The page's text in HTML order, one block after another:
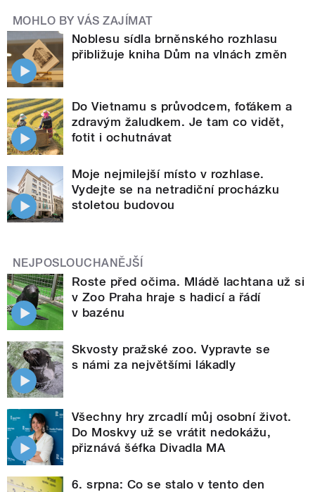
MOHLO BY VÁS ZAJÍMAT
Noblesu sídla brněnského rozhlasu
přibližuje kniha Dům na vlnách změn
Do Vietnamu s průvodcem, foťákem a
zdravým žaludkem. Je tam co vidět,
fotit i ochutnávat
Moje nejmilejší místo v rozhlase.
Vydejte se na netradiční procházku
stoletou budovou
NEJPOSLOUCHANĚJŠÍ
Roste před očima. Mládě lachtana už si
v Zoo Praha hraje s hadicí a řádí
v bazénu
Skvosty pražské zoo. Vypravte se
s námi za největšími lákadly
Všechny hry zrcadlí můj osobní život.
Do Moskvy už se vrátit nedokážu,
přiznává šéfka Divadla MA
6. srpna: Co se stalo v tento den